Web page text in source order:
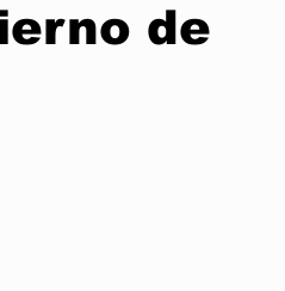
Noticia Nacional
de